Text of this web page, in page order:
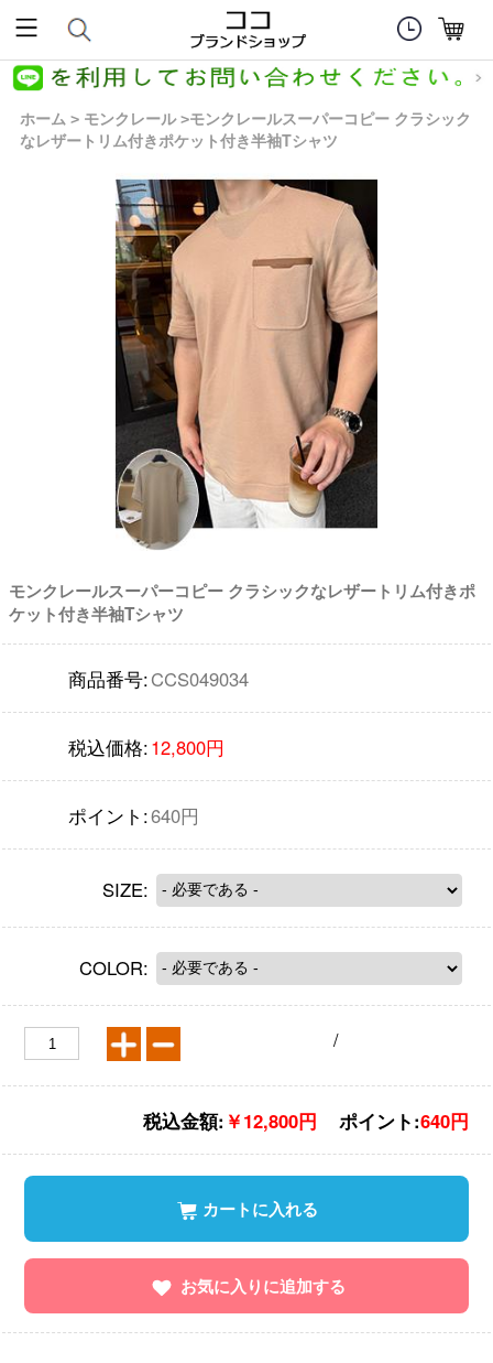
ホーム > モンクレール >モンクレールスーパーコピー クラシック
なレザートリム付きポケット付き半袖Tシャツ
モンクレールスーパーコピー クラシックなレザートリム付きポ
ケット付き半袖Tシャツ
商品番号:CCS049034
税込価格:12,800円
ポイント:640円
SIZE:
COLOR:
/
税込金額: ￥12,800円 ポイント:640円
カートに入れる
お気に入りに追加する